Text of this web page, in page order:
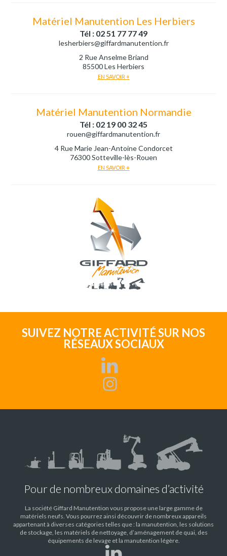
Matériel Manutention Les Herbiers
Tél : 02 51 77 77 49
lesherbiers@giffardmanutention.fr
2 Rue Anselme Briand
85500 Les Herbiers
EN SAVOIR +
Matériel Manutention Normandie
Tél : 02 19 00 32 45
rouen@giffardmanutention.fr
4 Rue Marie Jean-Antoine Condorcet
76300 Sotteville-lès-Rouen
EN SAVOIR +
SUIVEZ NOTRE ACTIVITÉ SUR NOS
RÉSEAUX SOCIAUX
Pour de nombreux domaines d’activité
La société Giffard Manutention vous propose une large gamme de
matériels neufs. Vous pourrez ainsi découvrir de nombreux appareils
appartenant à diverses catégories telles que : la manutention, les solutions
de stockage, les matériels de nettoyage, d’aménagement de quai, des
équipements de levage et la manutention légère.